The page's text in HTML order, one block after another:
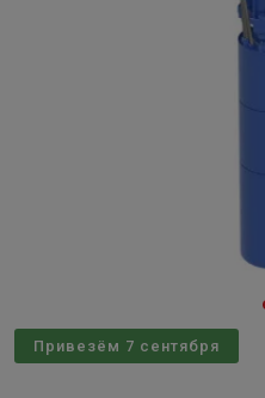
Привезём 7 сентября